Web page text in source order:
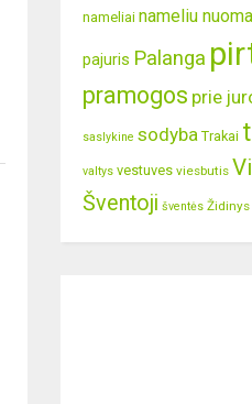
nameliai nameliu nuoma
pajuris Palanga
pramogos prie
saslykine sodyba Trakai
valtys vestuves viesbutis
Šventoji šventės Židinys